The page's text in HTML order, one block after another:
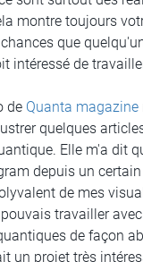
montre toujours
que
intéressé de
de Quanta magazine
quelques
Elle m'a dit
depuis un
de mes
travailler
de façon
un projet très